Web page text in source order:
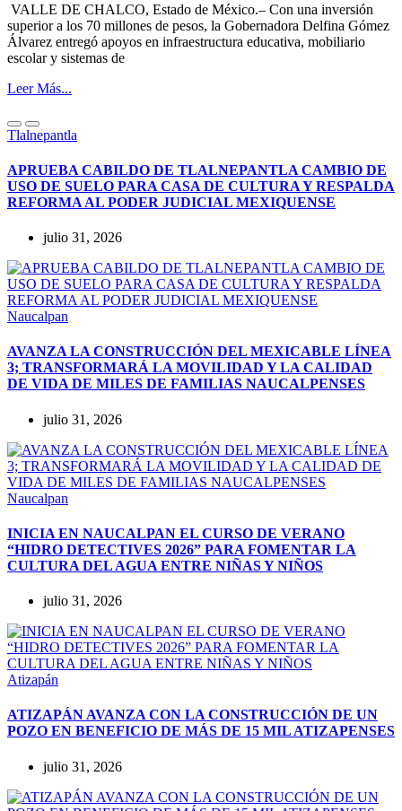
VALLE DE CHALCO, Estado de México.– Con una inversión
superior a los 70 millones de pesos, la Gobernadora Delfina Gómez
Álvarez entregó apoyos en infraestructura educativa, mobiliario
escolar y sistemas de
Leer Más...
Tlalnepantla
APRUEBA CABILDO DE TLALNEPANTLA CAMBIO DE
USO DE SUELO PARA CASA DE CULTURA Y RESPALDA
REFORMA AL PODER JUDICIAL MEXIQUENSE
julio 31, 2026
Naucalpan
AVANZA LA CONSTRUCCIÓN DEL MEXICABLE LÍNEA
3; TRANSFORMARÁ LA MOVILIDAD Y LA CALIDAD
DE VIDA DE MILES DE FAMILIAS NAUCALPENSES
julio 31, 2026
Naucalpan
INICIA EN NAUCALPAN EL CURSO DE VERANO
“HIDRO DETECTIVES 2026” PARA FOMENTAR LA
CULTURA DEL AGUA ENTRE NIÑAS Y NIÑOS
julio 31, 2026
Atizapán
ATIZAPÁN AVANZA CON LA CONSTRUCCIÓN DE UN
POZO EN BENEFICIO DE MÁS DE 15 MIL ATIZAPENSES
julio 31, 2026